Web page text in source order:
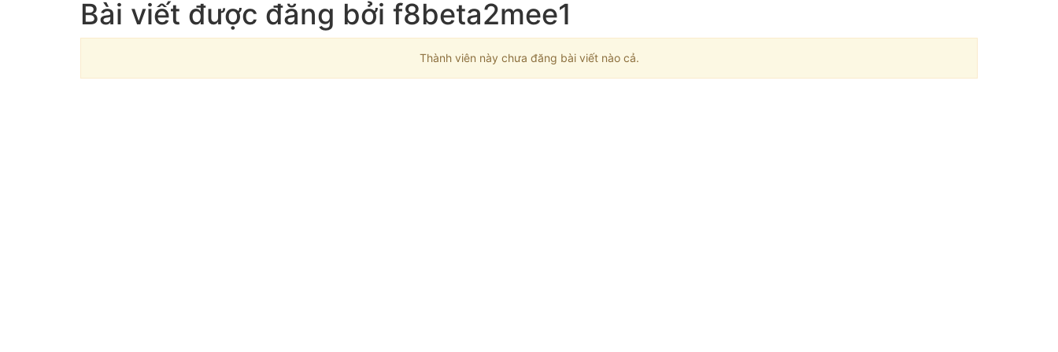
Bài viết được đăng bởi f8beta2mee1
Thành viên này chưa đăng bài viết nào cả.